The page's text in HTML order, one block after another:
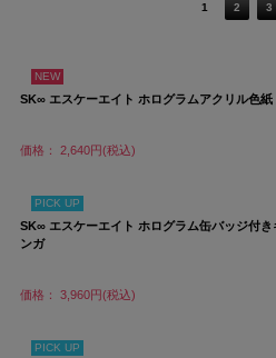
1 2 3
NEW
SK∞ エスケーエイト ホログラムアクリル色
価格： 2,640円(税込)
PICK UP
SK∞ エスケーエイト ホログラム缶バッジ付
ンガ
価格： 3,960円(税込)
PICK UP